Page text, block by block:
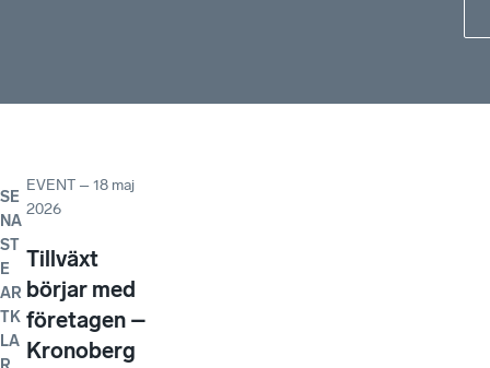
SE
NA
ST
E
AR
TK
LA
EVENT –18 maj
2026
Tillväxt
börjar med
företagen –
Kronoberg